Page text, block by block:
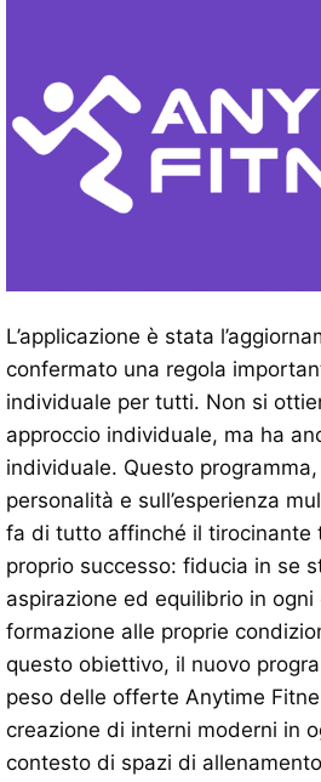
L’applicazione è stata
confermato una regola
individuale per tutti. Non si
approccio individuale, ma ha
individuale. Questo
personalità e sull’esperienza
fa di tutto affinché il tirocinante
proprio successo: fiducia in se
aspirazione ed equilibrio in
formazione alle proprie
questo obiettivo, il nuovo
peso delle offerte Anytime
creazione di interni moderni in
contesto di spazi di